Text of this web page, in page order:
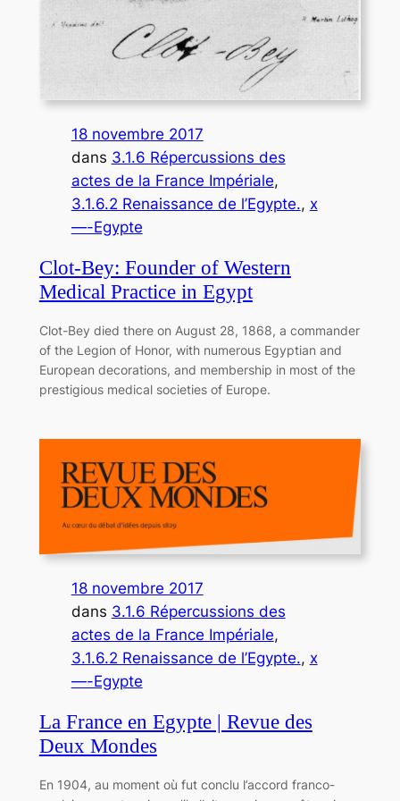
18 novembre 2017
dans 3.1.6 Répercussions des
actes de la France Impériale
3.1.6.2 Renaissance de l’Egypte., x
—-Egypte
Clot-Bey: Founder of Western
Medical Practice in Egypt
Clot-Bey died there on August 28, 1868, a commander
of the Legion of Honor, with numerous Egyptian and
European decorations, and membership in most of the
prestigious medical societies of Europe.
18 novembre 2017
dans 3.1.6 Répercussions des
actes de la France Impériale
3.1.6.2 Renaissance de l’Egypte., x
—-Egypte
La France en Egypte | Revue des
Deux Mondes
En 1904, au moment où fut conclu l’accord franco-